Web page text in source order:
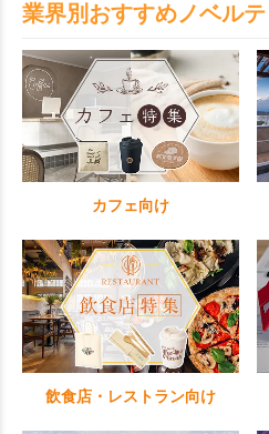
業界別おすすめノベル
カフェ向け
飲食店・レストラン向け